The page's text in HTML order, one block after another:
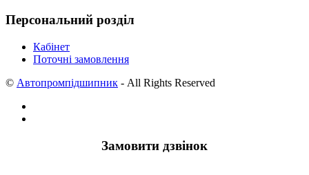
Персональний розділ
Кабінет
Поточні замовлення
© Автопромпідшипник - All Rights Reserved
Замовити дзвінок